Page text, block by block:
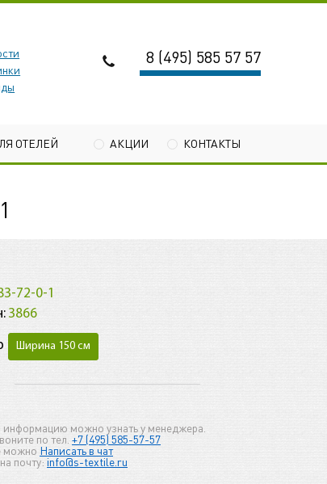
8 (495) 585 57 57
ОТЕЛЕЙ АКЦИИ КОНТАКТЫ
72-0-1
3866
Ширина 150 см
можно узнать у менеджера.
по тел. +7 (495) 585-57-57
можно Написать в чат
почту: info@s-textile.ru